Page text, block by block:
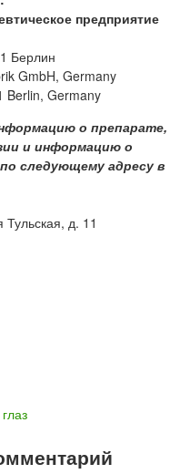
предприятие
Берлин
GmbH, Germany
Berlin, Germany
о препарате,
и информацию о
следующему адресу в
д. 11